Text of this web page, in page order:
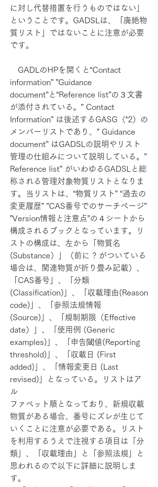
に対し代替措置を行うものではない」
ということです。GADSLは、「廃絶物
質リスト」ではないことに注意が必要
です。
GADLのHPを開くと“Contact
information” ”Guidance
document”と“Reference list”の３文書
が添付されている。” Contact
Information” は後述するGASG〈*2）の
メンバーリストであり、” Guidance
document” はGADSLの説明やリスト
管理の仕組みについて説明している。”
Reference list” がいわゆるGADSLと総
称される管理対象物質リストとなりま
す。当リストは、“物質リスト” “過去の
変更履歴” ”CAS番号でのサーチページ”
”Version情報と注意点”の４シートから
構成されるブックとなっています。リ
ストの構成は、左から「物質名
(Substance）」（前に ? がついている
場合は、関連物質が折り畳み記載）、
「CAS番号」、「分類
(Classification)」、「収載理由(Reason
code)」、「参照法規情報
(Source)」、「規制期限（Effective
date）」、「使用例 (Generic
examples)」、「申告閾値(Reporting
threshold)」、「収載日 (First
added)」、「情報変更日 (Last
revised)」となっている。リストはア
ル
ファベット順となっており、新規収載
物質がある場合、番号にズレが生じて
いくことに注意が必要である。リスト
を利用するうえで注視する項目は「分
類」、「収載理由」と「参照法規」と
思われるので以下に詳細に説明しま
す。